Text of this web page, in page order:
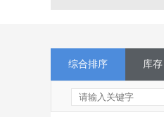
东高志(TOCOS)
风华
国星光电
台湾丰宾(CapXon)
综合排序 库存